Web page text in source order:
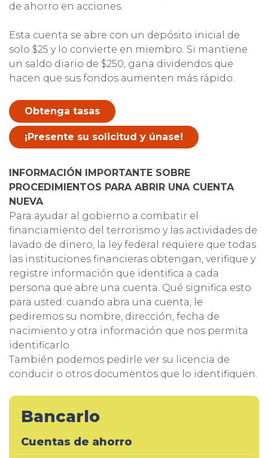
de ahorro en acciones.
Esta cuenta se abre con un depósito inicial de
solo $25 y lo convierte en miembro. Si mantiene
un saldo diario de $250, gana dividendos que
hacen que sus fondos aumenten más rápido.
Obtenga tasas
¡Presente su solicitud y únase!
INFORMACIÓN IMPORTANTE SOBRE
PROCEDIMIENTOS PARA ABRIR UNA CUENTA
NUEVA
Para ayudar al gobierno a combatir el
financiamiento del terrorismo y las actividades de
lavado de dinero, la ley federal requiere que todas
las instituciones financieras obtengan, verifique y
registre información que identifica a cada
persona que abre una cuenta. Qué significa esto
para usted: cuando abra una cuenta, le
pediremos su nombre, dirección, fecha de
nacimiento y otra información que nos permita
identificarlo.
También podemos pedirle ver su licencia de
conducir o otros documentos que lo identifiquen.
Bancarlo
Cuentas de ahorro